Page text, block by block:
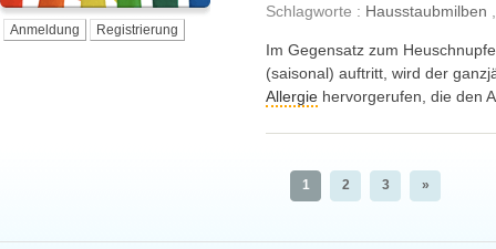
Anmeldung Registrierung
Schlagworte : Hausstaubmilben
Im Gegensatz zum
(saisonal) auftritt, wird der
Allergie hervorgerufen, die den
1 2 3 »